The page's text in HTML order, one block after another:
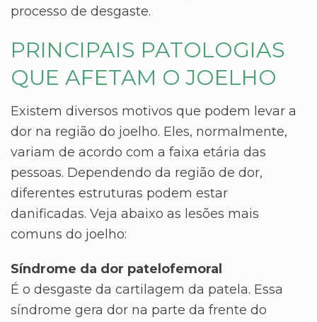
processo de desgaste.
PRINCIPAIS PATOLOGIAS
QUE AFETAM O JOELHO
Existem diversos motivos que podem levar a
dor na região do joelho. Eles, normalmente,
variam de acordo com a faixa etária das
pessoas. Dependendo da região de dor,
diferentes estruturas podem estar
danificadas. Veja abaixo as lesões mais
comuns do joelho:
Síndrome da dor patelofemoral
É o desgaste da cartilagem da patela. Essa
síndrome gera dor na parte da frente do